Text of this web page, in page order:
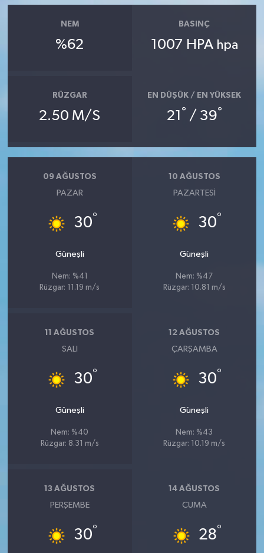
NEM
%62
BASINÇ
1007 HPA hpa
RÜZGAR
2.50 M/S
EN DÜŞÜK / EN YÜKSEK
21 ° / 39°
09 AĞUSTOS
PAZAR
30°
Güneşli
Nem: %41
Rüzgar: 11.19 m/s
10 AĞUSTOS
PAZARTESI
30°
Güneşli
Nem: %47
Rüzgar: 10.81 m/s
11 AĞUSTOS
SALI
30°
Güneşli
Nem: %40
Rüzgar: 8.31 m/s
12 AĞUSTOS
ÇARŞAMBA
30°
Güneşli
Nem: %43
Rüzgar: 10.19 m/s
13 AĞUSTOS
PERŞEMBE
30°
14 AĞUSTOS
CUMA
28°